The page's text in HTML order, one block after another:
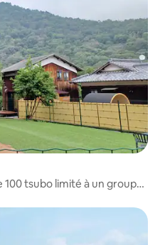
100 tsubo limité à un groupe